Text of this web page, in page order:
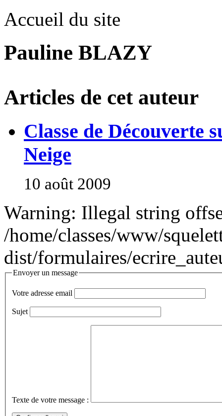
Accueil du site
Pauline BLAZY
Articles de cet auteur
Classe de Découverte
Neige
10 août 2009
Warning: Illegal string
/home/classes/www/
dist/formulaires/
Envoyer un message
Votre adresse email
Sujet
Texte de votre message :